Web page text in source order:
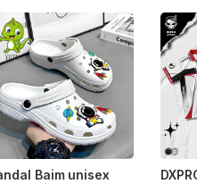
Baim unisex